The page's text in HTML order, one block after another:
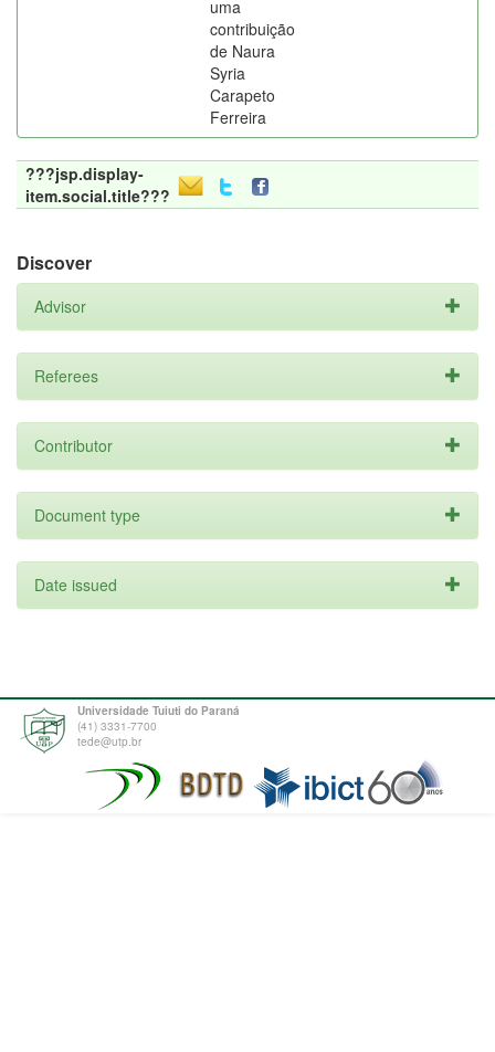
uma
contribuição
de Naura
Syria
Carapeto
Ferreira
???jsp.display-
item.social.title???
Discover
Advisor
Referees
Contributor
Document type
Date issued
Universidade Tuiuti do Paraná
(41) 3331-7700
tede@utp.br